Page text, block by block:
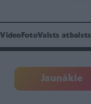
Video FotoValsts atbalsts
Jaunākie